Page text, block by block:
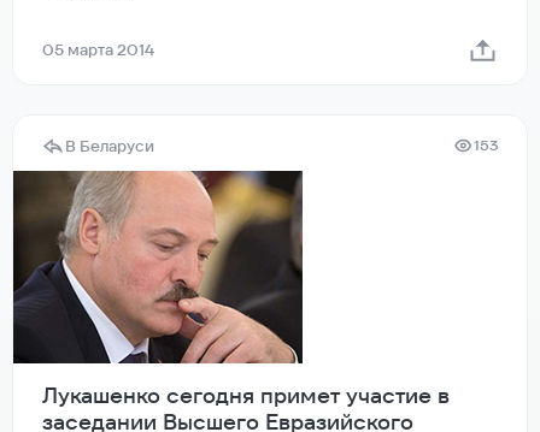
05 марта 2014
В Беларуси 153
Лукашенко сегодня примет участие в
заседании Высшего Евразийского